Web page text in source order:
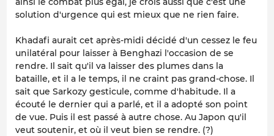
solution d'urgence qui est mieux que ne rien faire.
Khadafi aurait cet après-midi décidé d'un cessez le feu
unilatéral pour laisser à Benghazi l'occasion de se
rendre. Il sait qu'il va laisser des plumes dans la
bataille, et il a le temps, il ne craint pas grand-chose. Il
sait que Sarkozy gesticule, comme d'habitude. Il a
écouté le dernier qui a parlé, et il a adopté son point
de vue. Puis il est passé à autre chose. Au Japon qu'il
veut soutenir, et où il veut bien se rendre. (?)